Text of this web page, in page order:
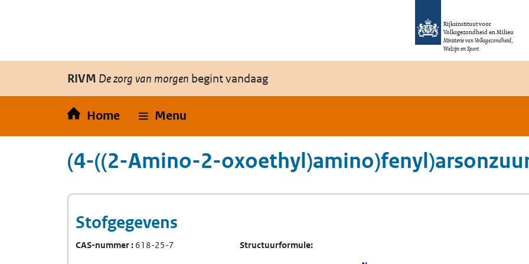
Rijksinstituut voor
Volksgezondheid en Milieu
Ministerie van Volksgezondheid,
Welzijn en Sport
RIVM De zorg van morgen begint vandaag
Home Menu
(4-((2-Amino-2-
Stofgegevens
CAS-nummer 618-25-7 Structuurformule